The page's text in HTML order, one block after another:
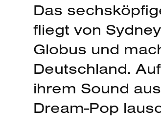
Das
fliegt von
Globus und
Deutschland.
ihrem Sound
Dream-Pop